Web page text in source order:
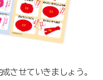
させていきましょう。